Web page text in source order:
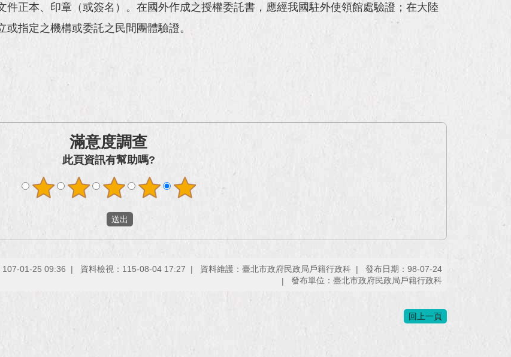
正本、印章（或簽名）。在國外作成之授權委託書，應經我國駐外使領館處驗證；在大陸
指定之機構或委託之民間團體驗證。
滿意度調查
此頁資訊有幫助嗎?
107-01-25 09:36 資料檢視：115-08-04 17:27 資料維護：臺北市政府民政局戶籍行政科
發布日期：98-07-24
發布單位：臺北市政府民政局戶籍行政科
回上一頁